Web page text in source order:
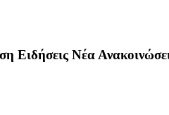
Ειδήσεις Νέα